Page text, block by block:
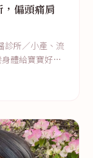
偏頭痛肩
診所／小產、流
體給寶寶好環